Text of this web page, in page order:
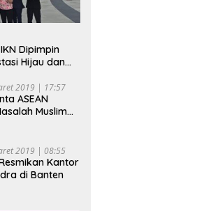
Dipimpin
Hijau dan
2019 | 17:57
ASEAN
Muslim
2019 | 08:55
Kantor
di Banten